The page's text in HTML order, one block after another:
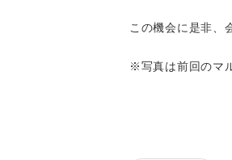
この機会に是非、
※写真は前回のマ